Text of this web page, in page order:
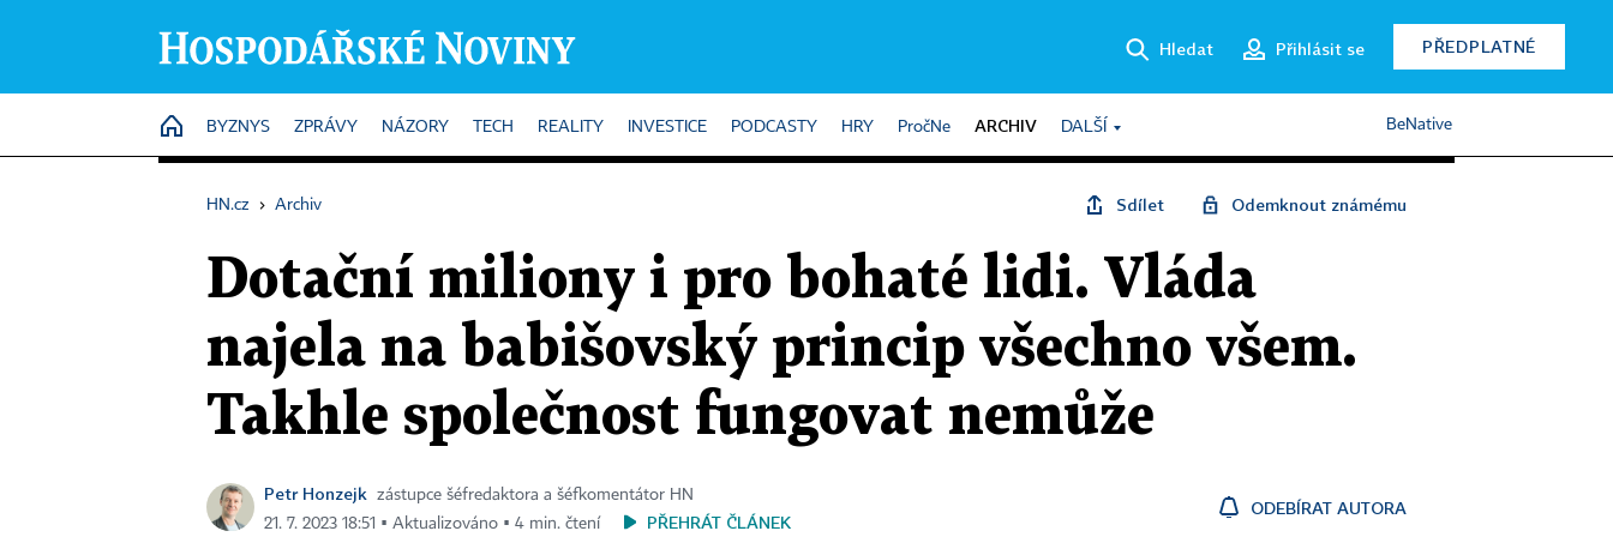
Hledat Přihlásit se PŘEDPLATNÉ
HOME
BYZNYS ZPRÁVY NÁZORY TECH REALITY INVESTICE PODCASTY HRY PročNe ARCHIV DALŠÍ BeNative
HN.cz › Archiv Sdílet Odemknout známému
Dotační miliony i pro bohaté lidi. Vláda
najela na babišovský princip všechno všem.
Takhle společnost fungovat nemůže
Petr Honzejk
zástupce šéfredaktora a šéfkomentátor HN
21. 7. 2023 18:51 ▪ Aktualizováno ▪ 4 min. čtení
PŘEHRÁT ČLÁNEK
ODEBÍRAT AUTORA